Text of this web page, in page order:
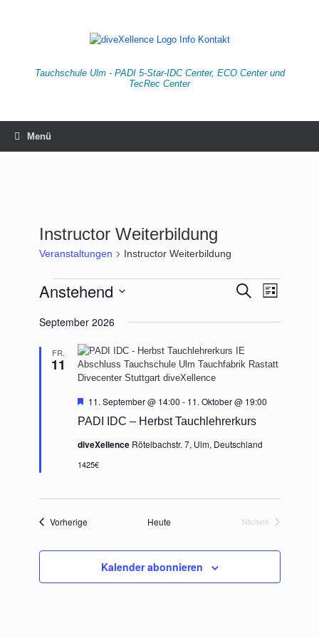
Tauchschule Ulm - PADI 5-Star-IDC Center, ECO Center und
TecRec Center
Menü
Instructor Weiterbildung
Veranstaltungen Instructor Weiterbildung
Veranstaltungen
Veranstaltungen
Suche
Suche
Ansichten-
Liste
Anstehend
wählen.
September 2026
FR.
11
PADI IDC – Herbst Tauchlehrerkurs
Hervorgehoben
11. September @ 14:00 - 11. Oktober @ 19:00
diveXellence Rötelbachstr. 7, Ulm, Deutschland
1425€
VorherigeVeranstaltungenHeute
Nächste
Kalender abonnieren